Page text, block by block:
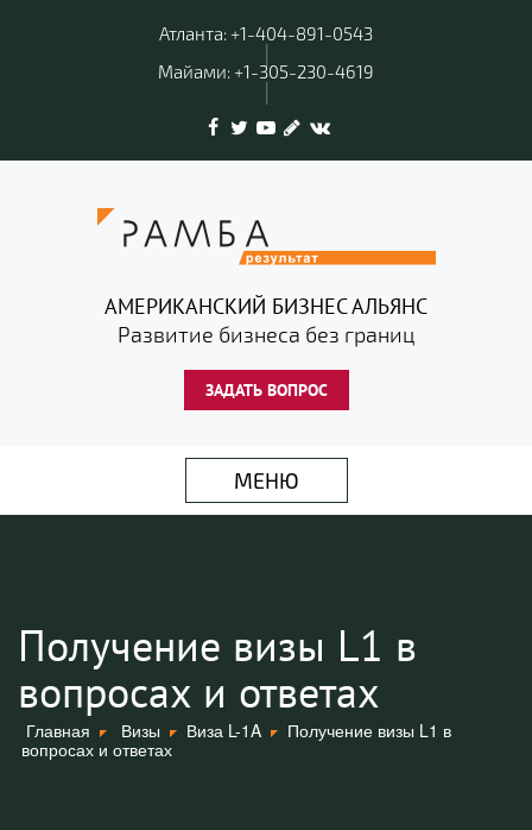
Атланта: +1-404-891-0543
|
Майами: +1-305-230-4619
|
АМЕРИКАНСКИЙ БИЗНЕС АЛЬЯНС
Развитие бизнеса без границ
ЗАДАТЬ ВОПРОС
МЕНЮ
Получение визы L1 в
вопросах и ответах
Главная Визы Виза L-1A
Получение визы L1 в
вопросах и ответах